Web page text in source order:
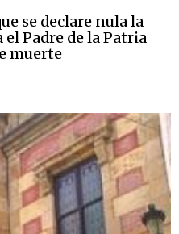
se declare nula la
Padre de la Patria
muerte